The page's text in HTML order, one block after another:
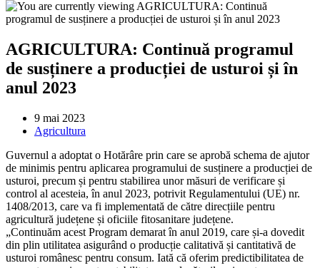
AGRICULTURA: Continuă programul
de susținere a producției de usturoi și în
anul 2023
Post
published:
9 mai 2023
Post
Agricultura
Guvernul a adoptat o Hotărâre prin care se aprobă schema de ajutor
de minimis pentru aplicarea programului de susținere a producției de
usturoi, precum și pentru stabilirea unor măsuri de verificare și
control al acesteia, în anul 2023, potrivit Regulamentului (UE) nr.
1408/2013, care va fi implementată de către direcțiile pentru
agricultură județene și oficiile fitosanitare județene.
„Continuăm acest Program demarat în anul 2019, care și-a dovedit
din plin utilitatea asigurând o producție calitativă și cantitativă de
usturoi românesc pentru consum. Iată că oferim predictibilitatea de